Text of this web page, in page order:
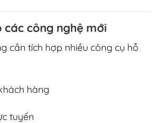
các công nghệ mới
cần tích hợp nhiều công cụ hỗ
hàng
tuyến